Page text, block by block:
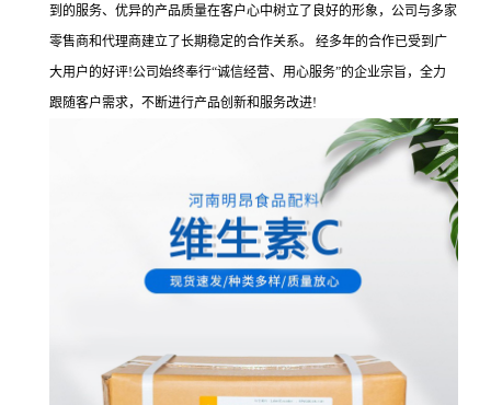
到的服务、优异的产品质量在客户心中树立了良好的形象，公司与多家
零售商和代理商建立了长期稳定的合作关系。 经多年的合作已受到广
大用户的好评!公司始终奉行“诚信经营、用心服务”的企业宗旨，全力
跟随客户需求，不断进行产品创新和服务改进!